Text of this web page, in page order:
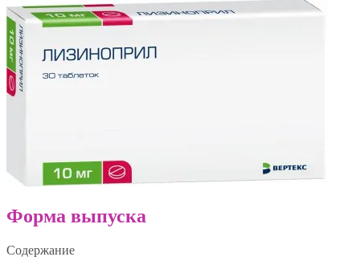
Форма выпуска
Содержание